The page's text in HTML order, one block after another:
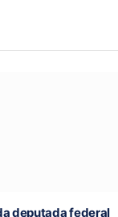
deputada federal